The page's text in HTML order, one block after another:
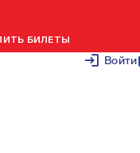
Войти
БИЛЕТЫ
ЮФЛ-1